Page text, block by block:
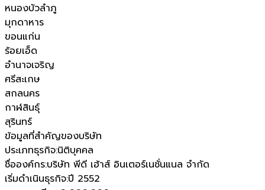
หนองบัวลำภู
มุกดาหาร
ขอนแก่น
ร้อยเอ็ด
อำนาจเจริญ
ศรีสะเกษ
สกลนคร
กาฬสินธุ์
สุรินทร์
ข้อมูลที่สำคัญของบริษัท
ประเภทธุรกิจ:นิติบุคคล
ชื่อองค์กร:บริษัท พีดี เฮ้าส์ อินเตอร์เนชั่นแนล จำกัด
เริ่มดำเนินธุรกิจ:ปี 2552